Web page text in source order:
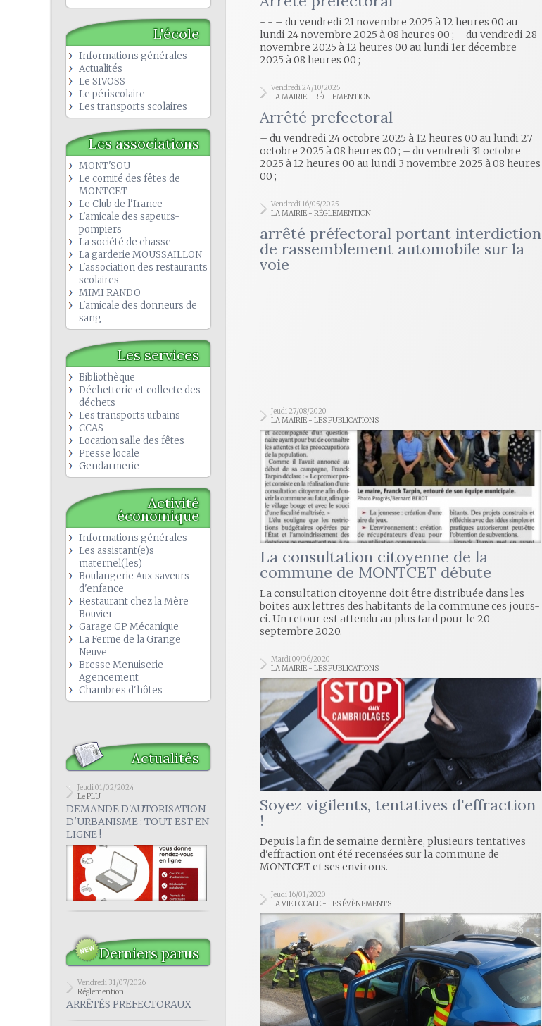
L'école
Informations générales
Actualités
Le SIVOSS
Le périscolaire
Les transports scolaires
Les associations
MONT'SOU
Le comité des fêtes de
MONTCET
Le Club de l'Irance
L'amicale des sapeurs-
pompiers
La société de chasse
La garderie MOUSSAILLON
L'association des restaurants
scolaires
MIMI RANDO
L'amicale des donneurs de
sang
Les services
Bibliothèque
Déchetterie et collecte des
déchets
Les transports urbains
CCAS
Location salle des fêtes
Presse locale
Gendarmerie
Activité
économique
Informations générales
Les assistant(e)s
maternel(les)
Boulangerie Aux saveurs
d'enfance
Restaurant chez la Mère
Bouvier
Garage GP Mécanique
La Ferme de la Grange
Neuve
Bresse Menuiserie
Agencement
Chambres d'hôtes
Actualités
Jeudi 01/02/2024
Le PLU
DEMANDE D'AUTORISATION
D'URBANISME : TOUT EST EN
LIGNE !
Derniers parus
Vendredi 31/07/2026
Réglemention
ARRÊTÉS PREFECTORAUX
- - – du vendredi 21 novembre 2025 à 12 heures 00 au
lundi 24 novembre 2025 à 08 heures 00 ; – du vendredi 28
novembre 2025 à 12 heures 00 au lundi 1er décembre
2025 à 08 heures 00 ;
Vendredi 24/10/2025
LA MAIRIE - RÉGLEMENTION
Arrêté prefectoral
– du vendredi 24 octobre 2025 à 12 heures 00 au lundi 27
octobre 2025 à 08 heures 00 ; – du vendredi 31 octobre
2025 à 12 heures 00 au lundi 3 novembre 2025 à 08 heures
00 ;
Vendredi 16/05/2025
LA MAIRIE - RÉGLEMENTION
arrêté préfectoral portant interdiction
de rassemblement automobile sur la
voie
Jeudi 27/08/2020
LA MAIRIE - LES PUBLICATIONS
La consultation citoyenne de la
commune de MONTCET débute
La consultation citoyenne doit être distribuée dans les
boites aux lettres des habitants de la commune ces jours-
ci. Un retour est attendu au plus tard pour le 20
septembre 2020.
Mardi 09/06/2020
LA MAIRIE - LES PUBLICATIONS
Soyez vigilents, tentatives d'effraction
!
Depuis la fin de semaine dernière, plusieurs tentatives
d'effraction ont été recensées sur la commune de
MONTCET et ses environs.
Jeudi 16/01/2020
LA VIE LOCALE - LES ÉVÈNEMENTS